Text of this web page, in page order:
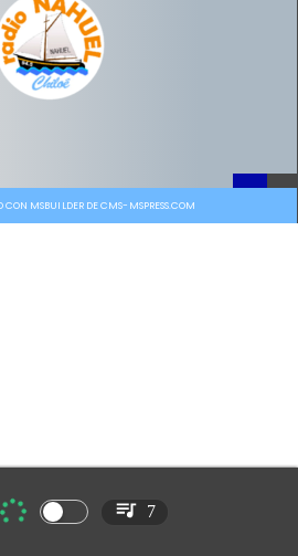
CON MSBUILDER DE CMS-MSPRESS.COM
7